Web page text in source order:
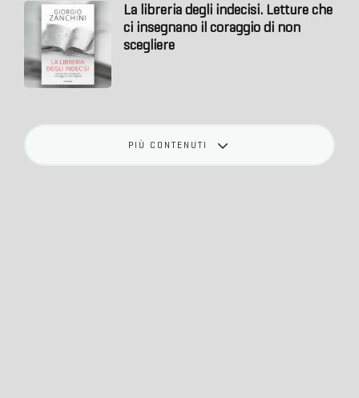
La libreria degli indecisi. Letture che
ci insegnano il coraggio di non
scegliere
PIÙ CONTENUTI